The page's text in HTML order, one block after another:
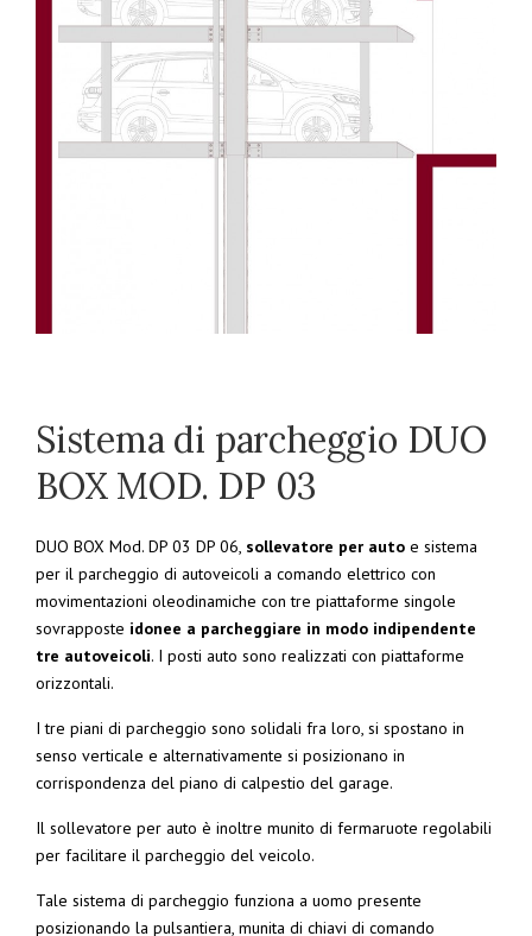
Sistema di parcheggio DUO
BOX MOD. DP 03
DUO BOX Mod. DP 03 DP 06, sollevatore per auto e sistema
per il parcheggio di autoveicoli a comando elettrico con
movimentazioni oleodinamiche con tre piattaforme singole
sovrapposte idonee a parcheggiare in modo indipendente
tre autoveicoli. I posti auto sono realizzati con piattaforme
orizzontali.
I tre piani di parcheggio sono solidali fra loro, si spostano in
senso verticale e alternativamente si posizionano in
corrispondenza del piano di calpestio del garage.
Il sollevatore per auto è inoltre munito di fermaruote regolabili
per facilitare il parcheggio del veicolo.
Tale sistema di parcheggio funziona a uomo presente
posizionando la pulsantiera, munita di chiavi di comando